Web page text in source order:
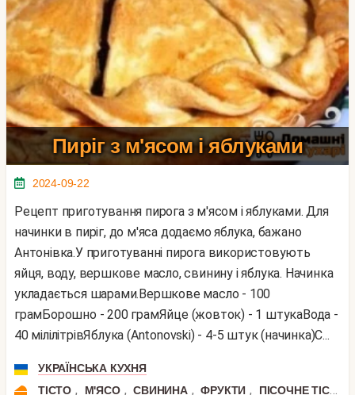
Пиріг з м'ясом і яблуками
2024-09-22
Рецепт приготування пирога з м'ясом і яблуками. Для
начинки в пиріг, до м'яса додаємо яблука, бажано
Антонівка.У приготуванні пирога використовують
яйця, воду, вершкове масло, свинину і яблука. Начинка
укладається шарами.Вершкове масло - 100
грамБорошно - 200 грамЯйце (жовток) - 1 штукаВода -
40 мілілітрівЯблука (Antonovski) - 4-5 штук (начинка)С...
УКРАЇНСЬКА КУХНЯ
ТІСТО , М'ЯСО , СВИНИНА , ФРУКТИ , ПІСОЧНЕ ТІСТО